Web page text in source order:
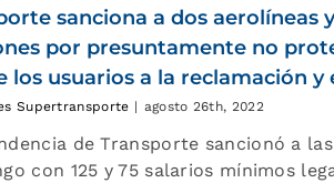
sanciona a dos aerolíneas
por presuntamente no
los usuarios a la reclamación y
Supertransporte | agosto 26th, 2022
de Transporte sancionó a
con 125 y 75 salarios mínimos